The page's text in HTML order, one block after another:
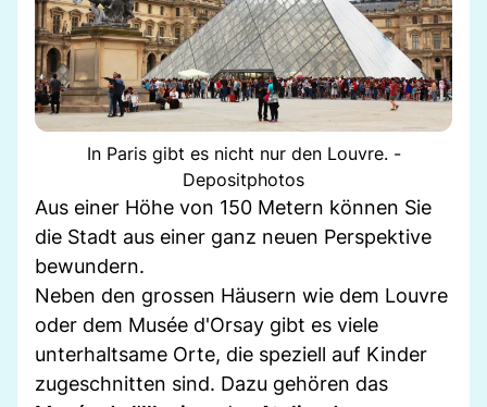
In Paris gibt es nicht nur den Louvre. -
Depositphotos
Aus einer Höhe von 150 Metern können Sie
die Stadt aus einer ganz neuen Perspektive
bewundern.
Neben den grossen Häusern wie dem Louvre
oder dem Musée d'Orsay gibt es viele
unterhaltsame Orte, die speziell auf Kinder
zugeschnitten sind. Dazu gehören das